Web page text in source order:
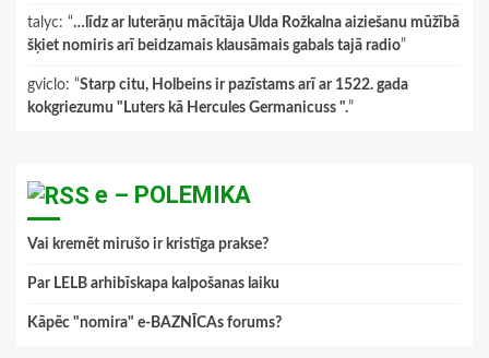
talyc: “…līdz ar luterāņu mācītāja Ulda Rožkalna aiziešanu mūžībā
šķiet nomiris arī beidzamais klausāmais gabals tajā radio”
gviclo: “Starp citu, Holbeins ir pazīstams arī ar 1522. gada
kokgriezumu "Luters kā Hercules Germanicuss ".”
e – POLEMIKA
Vai kremēt mirušo ir kristīga prakse?
Par LELB arhibīskapa kalpošanas laiku
Kāpēc "nomira" e-BAZNĪCAs forums?